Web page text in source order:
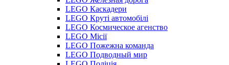
LEGO Каскадери
LEGO Круті автомобілі
LEGO Космическое агенство
LEGO Місії
LEGO Пожежна команда
LEGO Подводный мир